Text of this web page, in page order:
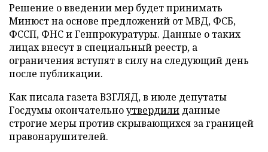
Решение о введении мер будет принимать
Минюст на основе предложений от МВД, ФСБ,
ФССП, ФНС и Генпрокуратуры. Данные о таких
лицах внесут в специальный реестр, а
ограничения вступят в силу на следующий день
после публикации.
Как писала газета ВЗГЛЯД, в июле депутаты
Госдумы окончательноутвердили данные
строгие меры против скрывающихся за границей
правонарушителей.